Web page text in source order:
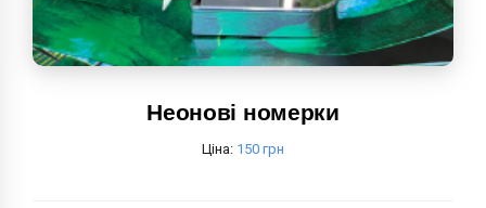
Неонові номерки
Ціна: 150 грн